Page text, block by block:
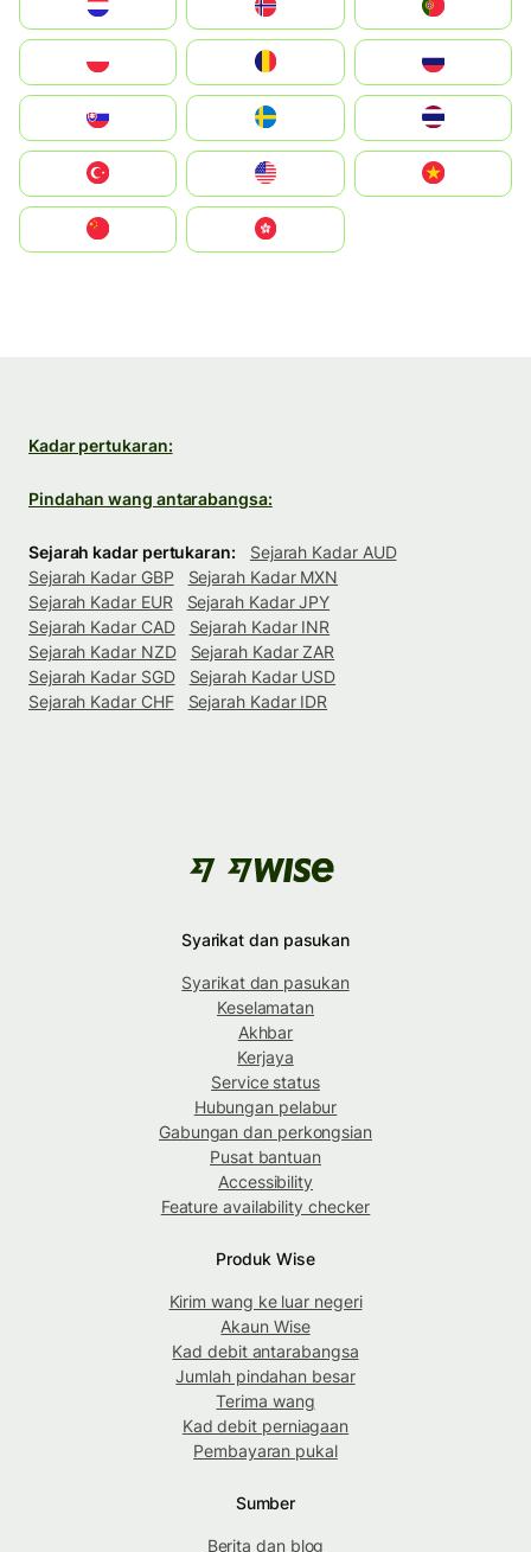
United States
中國香港特別行政區
Kadar pertukaran:
Pindahan wang antarabangsa:
Sejarah kadar pertukaran:
Sejarah Kadar AUD
Sejarah Kadar GBP
Sejarah Kadar MXN
Sejarah Kadar EUR
Sejarah Kadar JPY
Sejarah Kadar CAD
Sejarah Kadar INR
Sejarah Kadar NZD
Sejarah Kadar ZAR
Sejarah Kadar SGD
Sejarah Kadar USD
Sejarah Kadar CHF
Sejarah Kadar IDR
Syarikat dan pasukan
Syarikat dan pasukan
Keselamatan
Akhbar
Kerjaya
Service status
Hubungan pelabur
Gabungan dan perkongsian
Pusat bantuan
Accessibility
Feature availability checker
Produk Wise
Kirim wang ke luar negeri
Akaun Wise
Kad debit antarabangsa
Jumlah pindahan besar
Terima wang
Kad debit perniagaan
Pembayaran pukal
Sumber
Berita dan blog